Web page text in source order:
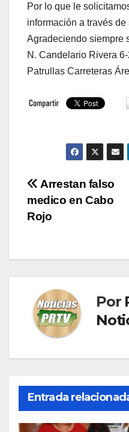
Por lo que le
información a través
Agradeciendo siempre
N. Candelario Rivera
Patrullas Carreteras
Navegación
de
Arrestan falso
medico en Cabo
Rojo
Por
Entrada